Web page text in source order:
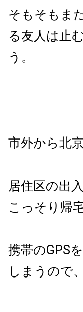
そもそもま
る友人は止
う。
市外から北
居住区の出
こっそり帰
携帯のGPS
しまうので